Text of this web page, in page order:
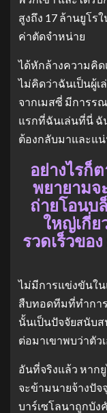
สูงถึง 17 ล้านยูโร
ค่าตัดจำหน่าย
ได้หักล้างความคิ
ไม่คิดว่าฉันเป็นผู้เ
จากเมสซี่ มีการร
แรกที่ฉันเล่นที่นี่ ฉั
ต้องกลับมาและแ
อย่างไรก็
พยายามจ
ถ่ายโอนบ
ใหญ่เกี่ย
รวดเร็วขอ
ไม่มีการแข่งขันใ
สืบทอดทีมที่ทำกา
นั้นเป็นปัจจัยสนับส
ต่อมาเขาพบว่าตั
อันที่จริงแล้ว หาก
จะข้ามนายจ้างปัจ
บาร์เซโลนาถูกบัง